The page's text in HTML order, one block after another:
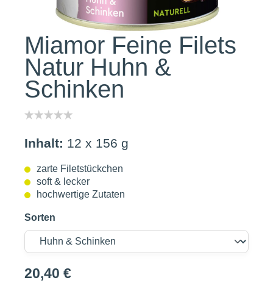
Miamor Feine Filets
Natur Huhn &
Schinken
Inhalt: 12 x 156 g
zarte Filetstückchen
soft & lecker
hochwertige Zutaten
Sorten
20,40 €